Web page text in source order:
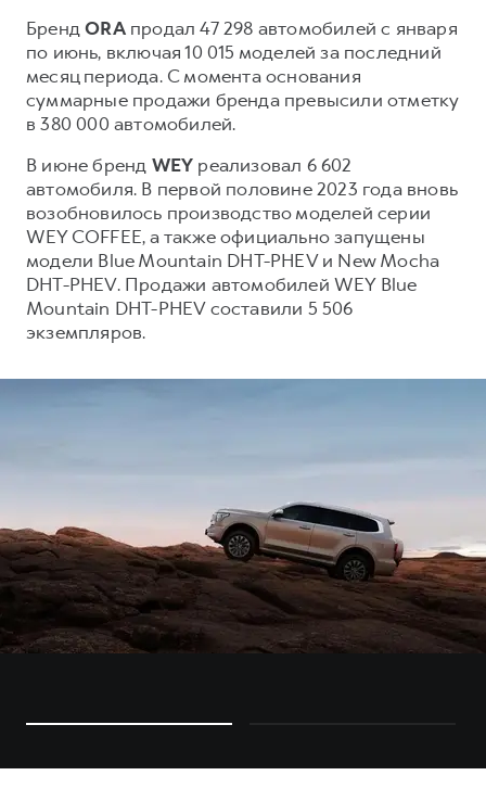
БрендORAпродал 47 298 автомобилей с января
по июнь, включая 10 015 моделей за последний
месяц периода. С момента основания
суммарные продажи бренда превысили отметку
в 380 000 автомобилей.
В июне бренд WEY реализовал 6 602
автомобиля. В первой половине 2023 года вновь
возобновилось производство моделей серии
WEY COFFEE, а также официально запущены
модели Blue Mountain DHT-PHEV и New Mocha
DHT-PHEV. Продажи автомобилей WEY Blue
Mountain DHT-PHEV составили 5 506
экземпляров.